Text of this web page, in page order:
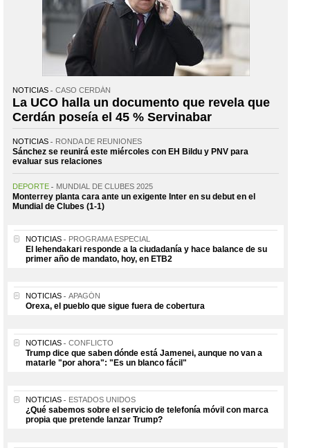
NOTICIAS CASO CERDÁN
La UCO halla un documento que revela que
Cerdán poseía el 45 % Servinabar
NOTICIAS RONDA DE REUNIONES
Sánchez se reunirá este miércoles con EH Bildu y PNV para
evaluar sus relaciones
DEPORTE MUNDIAL DE CLUBES 2025
Monterrey planta cara ante un exigente Inter en su debut en el
Mundial de Clubes (1-1)
NOTICIAS PROGRAMA ESPECIAL
El lehendakari responde a la ciudadanía y hace balance de su
primer año de mandato, hoy, en ETB2
NOTICIAS APAGÓN
Orexa, el pueblo que sigue fuera de cobertura
NOTICIAS CONFLICTO
Trump dice que saben dónde está Jamenei, aunque no van a
matarle "por ahora": "Es un blanco fácil"
NOTICIAS ESTADOS UNIDOS
¿Qué sabemos sobre el servicio de telefonía móvil con marca
propia que pretende lanzar Trump?